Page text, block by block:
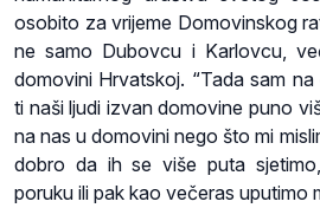
osobito za vrijeme Domovinskog
ne samo Dubovcu i Karlovcu,
domovini Hrvatskoj. “Tada sam
ti naši ljudi izvan domovine puno
na nas u domovini nego što mi
dobro da ih se više puta
poruku ili pak kao večeras uputimo